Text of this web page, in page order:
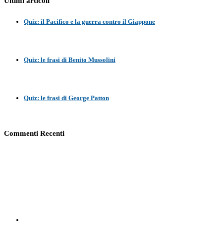
Quiz: il Pacifico e la guerra contro il Giappone
Quiz: le frasi di Benito Mussolini
Quiz: le frasi di George Patton
Commenti Recenti